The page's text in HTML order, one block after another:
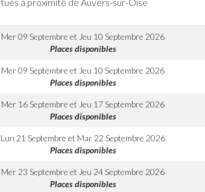
Mer 09 Septembre et Jeu 10 Septembre 2026
Places disponibles
Mer 09 Septembre et Jeu 10 Septembre 2026
Places disponibles
Mer 16 Septembre et Jeu 17 Septembre 2026
Places disponibles
Lun 21 Septembre et Mar 22 Septembre 2026
Places disponibles
Mer 23 Septembre et Jeu 24 Septembre 2026
Places disponibles